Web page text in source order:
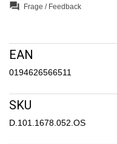
question_answer Frage / Feedback
EAN
0194626566511
SKU
D.101.1678.052.OS